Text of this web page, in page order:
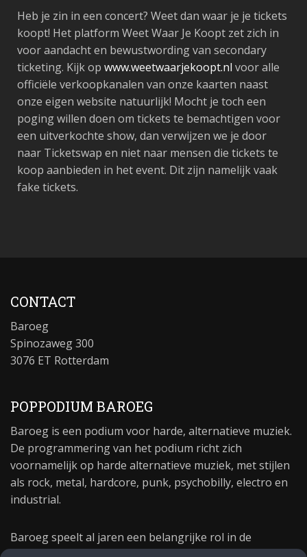
Heb je zin in een concert? Weet dan waar je je tickets
koopt! Het platform Weet Waar Je Koopt zet zich in
voor aandacht en bewustwording van secondary
ticketing. Kijk op www.weetwaarjekoopt.nl voor alle
officiële verkoopkanalen van onze kaarten naast
onze eigen website natuurlijk! Mocht je toch een
poging willen doen om tickets te bemachtigen voor
een uitverkochte show, dan verwijzen we je door
naar Ticketswap en niet naar mensen die tickets te
koop aanbieden in het event. Dit zijn namelijk vaak
fake tickets.
CONTACT
Baroeg
Spinozaweg 300
3076 ET Rotterdam
POPPODIUM BAROEG
Baroeg is een podium voor harde, alternatieve muziek.
De programmering van het podium richt zich
voornamelijk op harde alternatieve muziek, met stijlen
als rock, metal, hardcore, punk, psychobilly, electro en
industrial.
Baroeg speelt al jaren een belangrijke rol in de